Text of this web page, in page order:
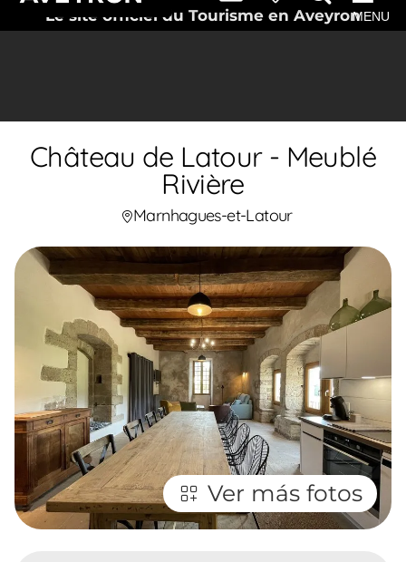
Le site officiel du Tourisme en AveyronMENU
Château de Latour - Meublé
Rivière
Marnhagues-et-Latour
Ver más fotos